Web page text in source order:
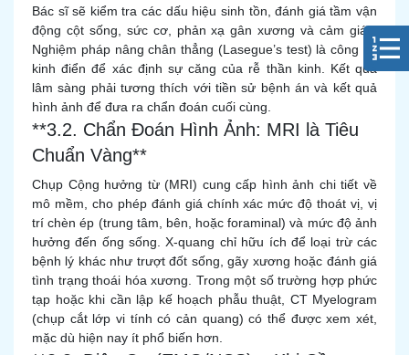
Bác sĩ sẽ kiểm tra các dấu hiệu sinh tồn, đánh giá tầm vận
động cột sống, sức cơ, phản xạ gân xương và cảm giác.
Nghiệm pháp nâng chân thẳng (Lasegue’s test) là công cụ
kinh điển để xác định sự căng của rễ thần kinh. Kết quả
lâm sàng phải tương thích với tiền sử bệnh án và kết quả
hình ảnh để đưa ra chẩn đoán cuối cùng.
**3.2. Chẩn Đoán Hình Ảnh: MRI là Tiêu
Chuẩn Vàng**
Chụp Cộng hưởng từ (MRI) cung cấp hình ảnh chi tiết về
mô mềm, cho phép đánh giá chính xác mức độ thoát vị, vị
trí chèn ép (trung tâm, bên, hoặc foraminal) và mức độ ảnh
hưởng đến ống sống. X-quang chỉ hữu ích để loại trừ các
bệnh lý khác như trượt đốt sống, gãy xương hoặc đánh giá
tình trạng thoái hóa xương. Trong một số trường hợp phức
tạp hoặc khi cần lập kế hoạch phẫu thuật, CT Myelogram
(chụp cắt lớp vi tính có cản quang) có thể được xem xét,
mặc dù hiện nay ít phổ biến hơn.